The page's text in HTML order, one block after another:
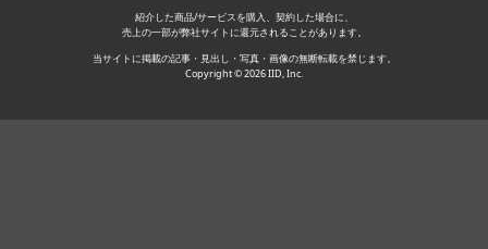
紹介した商品/サービスを購入、契約した場合に、
売上の一部が弊社サイトに還元されることがあります。
当サイトに掲載の記事・見出し・写真・画像の無断転載を禁じます。
Copyright © 2026 IID, Inc.